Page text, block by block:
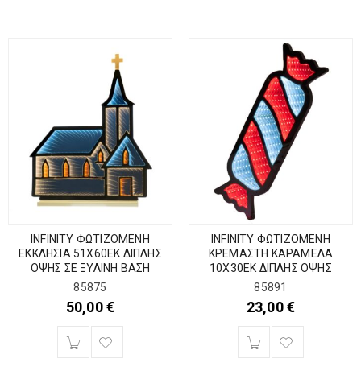
INFINITY ΦΩΤΙΖΟΜΕΝΗ
ΕΚΚΛΗΣΙΑ 51Χ60ΕΚ ΔΙΠΛΗΣ
ΟΨΗΣ ΣΕ ΞΥΛΙΝΗ ΒΑΣΗ
85875
50,00€
INFINITY ΦΩΤΙΖΟΜΕΝΗ
ΚΡΕΜΑΣΤΗ ΚΑΡΑΜΕΛΑ
10Χ30ΕΚ ΔΙΠΛΗΣ ΟΨΗΣ
85891
23,00€